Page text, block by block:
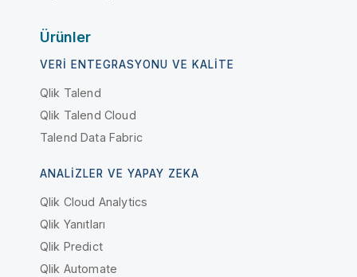
Ürünler
VERI ENTEGRASYONU VE KALITE
Qlik Talend
Qlik Talend Cloud
Talend Data Fabric
ANALIZLER VE YAPAY ZEKA
Qlik Cloud Analytics
Qlik Yanıtları
Qlik Predict
Qlik Automate